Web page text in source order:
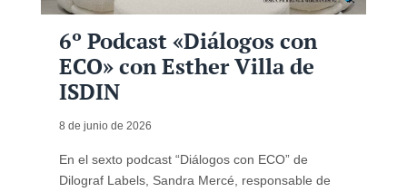
6º Podcast «Diálogos con
ECO» con Esther Villa de
ISDIN
8 de junio de 2026
En el sexto podcast “Diálogos con ECO” de
Dilograf Labels, Sandra Mercé, responsable de